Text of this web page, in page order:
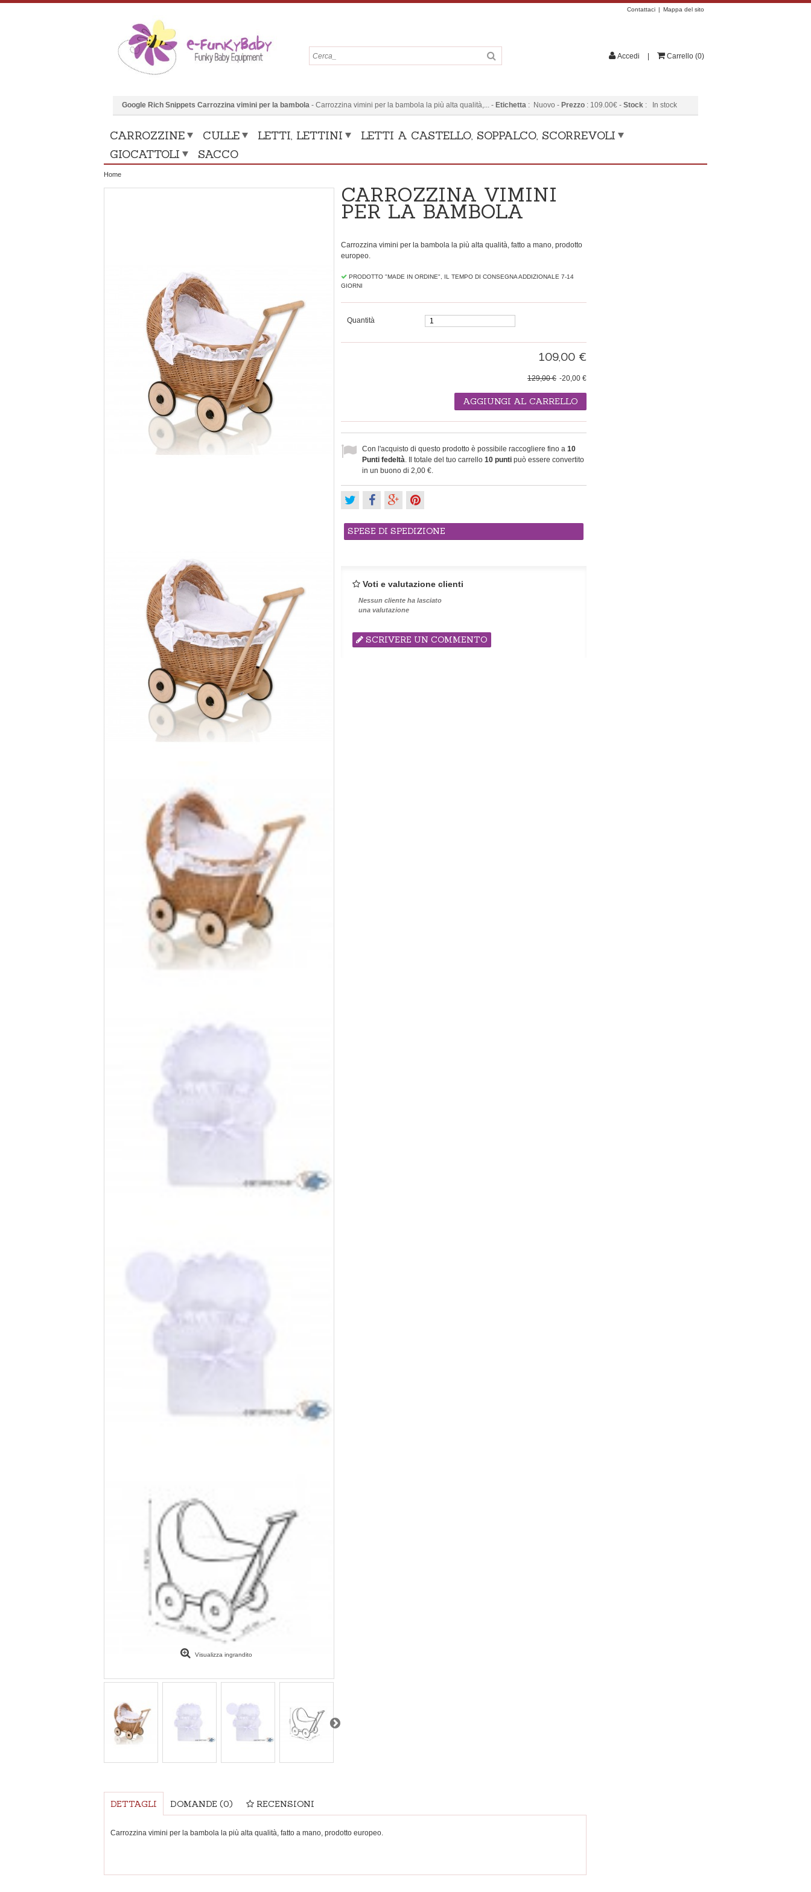
Contattaci Mappa del sito
Google Rich Snippets Carrozzina vimini per la bambola - Carrozzina vimini per la bambola la più alta qualità,... - Etichetta : Nuovo - Prezzo : 109.00€ - Stock : In stock
CARROZZINE CULLE LETTI, LETTINI
LETTI A CASTELLO, SOPPALCO, SCORREVOLI
GIOCATTOLI
SACCO
Accedi Carrello (0)
Home
Visualizza ingrandito
CARROZZINA VIMINI
PER LA BAMBOLA
Carrozzina vimini per la bambola la più alta qualità, fatto a mano, prodotto
europeo.
PRODOTTO "MADE IN ORDINE", IL TEMPO DI CONSEGNA ADDIZIONALE 7-14
GIORNI
Quantità
109,00 €
-20,00 €
129,00 €
AGGIUNGI AL CARRELLO
Con l'acquisto di questo prodotto è possibile raccogliere fino a 10
Punti fedeltà. Il totale del tuo carrello 10 punti può essere convertito
in un buono di 2,00 €.
SPESE DI SPEDIZIONE
Voti e valutazione clienti
Nessun cliente ha lasciato
una valutazione
SCRIVERE UN COMMENTO
DETTAGLI DOMANDE (0) RECENSIONI
Carrozzina vimini per la bambola la più alta qualità, fatto a mano, prodotto europeo.